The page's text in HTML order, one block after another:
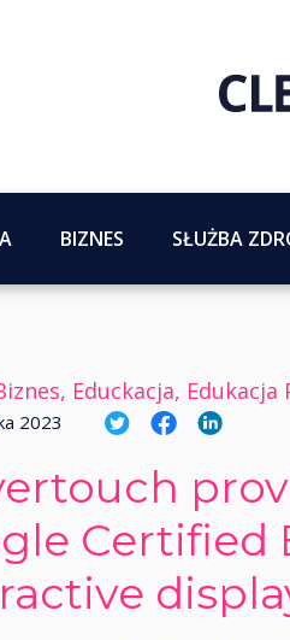
BIZNES SŁUŻBA
Educkacja,
2023
Certified